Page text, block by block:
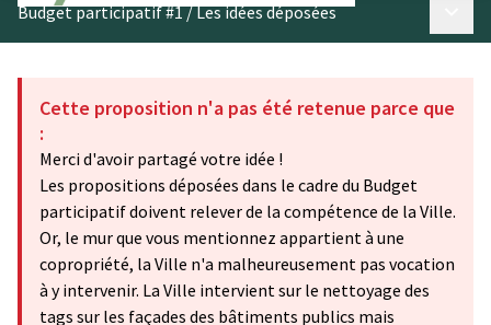
Budget participatif #1/Les idées déposées
Cette proposition n'a pas été retenue parce que
:
Merci d'avoir partagé votre idée !
Les propositions déposées dans le cadre du Budget
participatif doivent relever de la compétence de la Ville.
Or, le mur que vous mentionnez appartient à une
copropriété, la Ville n'a malheureusement pas vocation
à y intervenir. La Ville intervient sur le nettoyage des
tags sur les façades des bâtiments publics mais